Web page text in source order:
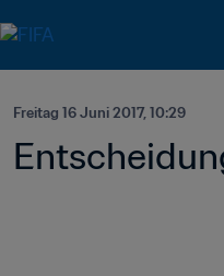
Freitag 16 Juni 2017, 10:29